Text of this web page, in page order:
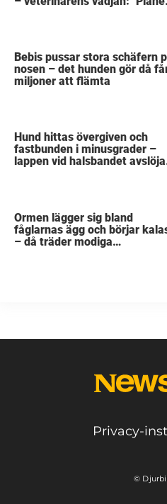
Bebis pussar stora schäfern
nosen – det hunden gör då
miljoner att flämta
Hund hittas övergiven och
fastbunden i minusgrader –
lappen vid halsbandet
Ormen lägger sig bland
fåglarnas ägg och börjar
– då träder modiga
Privacy-
©